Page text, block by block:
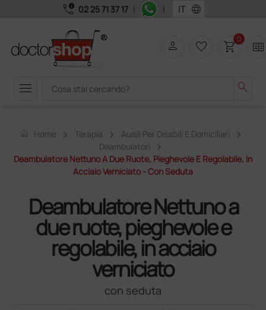
call_quality 02 25 71 37 17 | | language
menu search
person favorite_border shopping_cart0 two_pager
home Home Terapia
Ausili Per Disabili E Domiciliari
Deambulatori
Deambulatore Nettuno A Due Ruote, Pieghevole E Regolabile, In
Acciaio Verniciato - Con Seduta
Deambulatore Nettuno a
due ruote, pieghevole e
regolabile, in acciaio
verniciato
con seduta